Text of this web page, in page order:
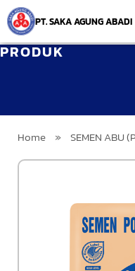
PT. SAKA AGUNG ABADI
PRODUK
Home » SEMEN ABU